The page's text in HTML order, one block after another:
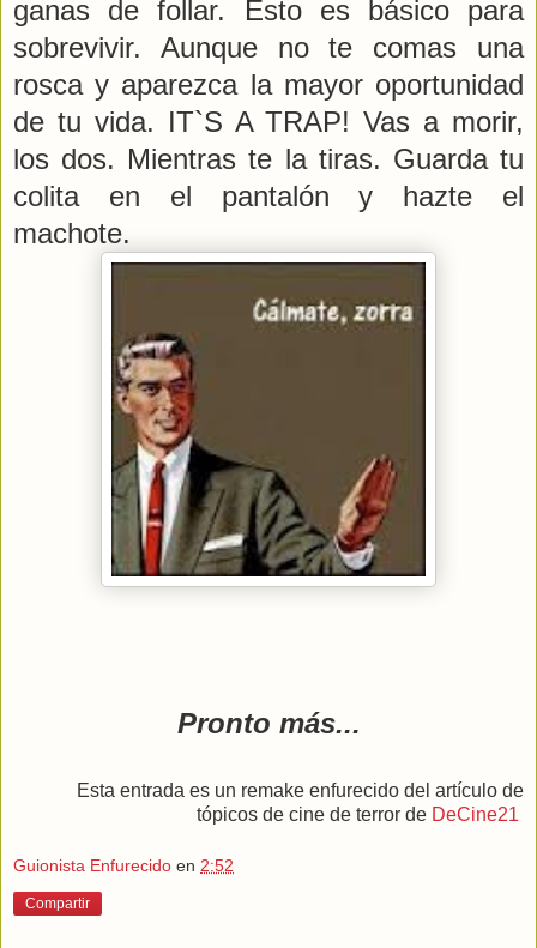
ganas de follar. Esto es básico para
sobrevivir. Aunque no te comas una
rosca y aparezca la mayor oportunidad
de tu vida. IT`S A TRAP! Vas a morir,
los dos. Mientras te la tiras. Guarda tu
colita en el pantalón y hazte el
machote.
Pronto más...
Esta entrada es un remake enfurecido del artículo de
tópicos de cine de terror de DeCine21
Guionista Enfurecido en 2:52
Compartir